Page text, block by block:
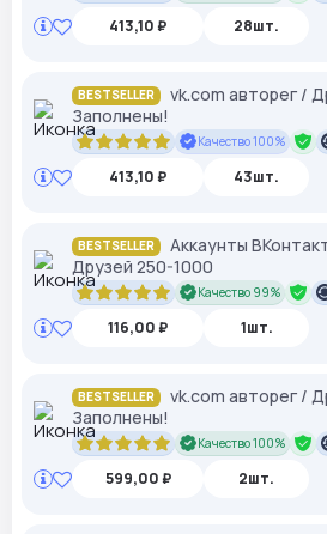
413,10 ₽ 28шт.
BESTSELLER
vk.com авторег /
Заполнены!
Качество 100%
413,10 ₽ 43шт.
BESTSELLER
Аккаунты
Друзей 250-1000
Качество 99%
116,00 ₽ 1шт.
BESTSELLER
vk.com авторег /
Заполнены!
Качество 100%
599,00 ₽ 2шт.